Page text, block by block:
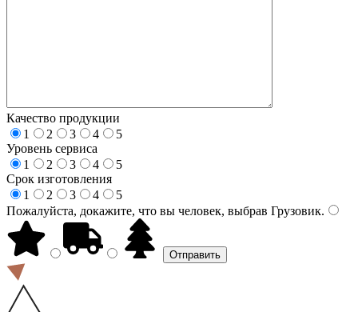
Качество продукции
1
2 3 4
5
Уровень сервиса
1
2 3 4
5
Срок изготовления
1
2 3 4
5
Пожалуйста, докажите, что вы человек, выбрав Грузовик.